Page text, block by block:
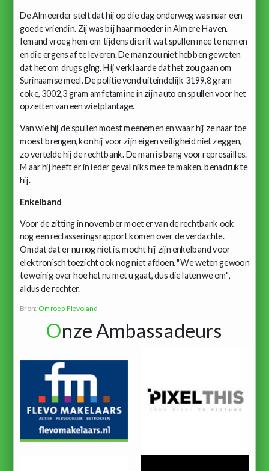
De Almeerder stelt dat hij op die dag onderweg was naar een
goede vriendin. Zij was bij haar moeder in Almere Haven.
Iemand vroeg hem om tijdens die rit wat spullen mee te nemen
en die ergens af te leveren. De man zou niet hebben geweten
dat het om drugs ging. Hij verklaarde dat het zou gaan om
Surinaamse meel. De politie vond uiteindelijk 3199,8 gram
coke, 3002,3 gram amfetamine in zijn auto en spullen voor het
opzetten van een wietplantage.
Van wie hij de spullen moest meenemen en waar hij ze naar toe
moest brengen, kon hij voor zijn eigen veiligheid niet zeggen,
zo vertelde hij de rechtbank. De man is bang voor represailles.
Maar hij heeft er in ieder geval niks mee te maken, benadrukte
hij.
Enkelband
Voor de zitting in november moet er van de rechtbank ook
nog een reclasseringsrapport komen over de verdachte.
Omdat dat er nu nog niet is, mocht hij zijn enkelband voor
elektronisch toezicht ook nog niet afdoen. "We weten gewoon
te weinig over hoe het nu met u gaat, dus die laten we om",
aldus de rechter.
Bron: Omroep Flevoland
Onze Ambassadeurs